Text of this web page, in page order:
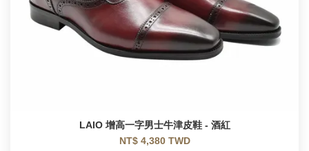
LAIO 增高一字男士牛津皮鞋 - 酒紅
NT$ 4,380 TWD